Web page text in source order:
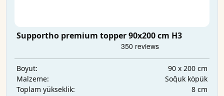
Supportho premium topper 90x200 cm H3
Boyut:
90 x 200 cm
Malzeme:
Soğuk köpük
Toplam yükseklik:
8 cm